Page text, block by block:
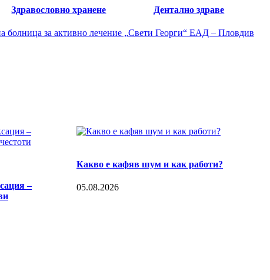
Здравословно хранене Дентално здраве
–
Какво е кафяв шум и как работи?
05.08.2026